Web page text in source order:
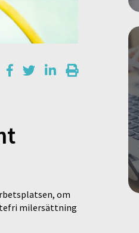
om
milersättning